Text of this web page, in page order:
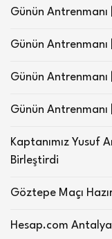
Günün
Günün
Günün
Günün
Kaptanımız Yusuf
Birleştirdi
Göztepe Maçı
Hesap.com